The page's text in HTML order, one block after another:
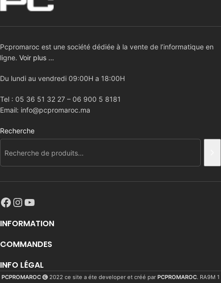
Pcpromaroc est une société dédiée à la vente de l’informatique en
ligne. Voir plus …
Du lundi au vendredi 09:00H a 18:00H
Tel : 05 36 51 32 27 – 06 900 5 8181
Email: info@pcpromaroc.ma
Recherche
INFORMATION
COMMANDES
INFO LÉGAL
PCPROMAROC 2022 ce site a éte developer et créé par PCPROMAROC. RA9M 1